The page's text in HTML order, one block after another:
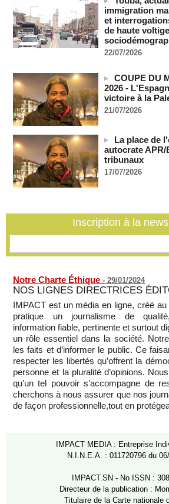
Mali-Algérie : le PM Maïga affirme qu’il
rupture diplomatique » entre les 2 pays
07/08/2026 -
Journaliste libanaise tuée par Israël :
07/08/2026 -
Côte d'Ivoire : le président Ouattara
détenus
07/08/2026 -
Plagiat à Cambridge - L’université va
recrutement de ses enseignants
07/08/2026 -
La Türkiye, l’Arabie saoudite et le
conjoint de défense à La Mecque
immigration
et
de haute voltige
22/07/2026
COUPE DU
2026 -
victoire à la
21/07/2026
La place de
autocrate
tribunaux
17/07/2026
Inscription à la
Notre Charte Éthique - 29/01/2024
NOS LIGNES DIRECTRICES
IMPACT est un média en ligne, créé
pratique un journalisme de
information fiable, pertinente et surtout
un rôle essentiel dans la société.
les faits et d’informer le public. Ce
respecter les libertés qu’offrent la
personne et la pluralité d’opinions.
qu’un tel pouvoir s’accompagne de
cherchons à nous assurer que nos
de façon professionnelle,tout en
IMPACT MEDIA : Entreprise
N.I.N.E.A. : 011720796 du
IMPACT.SN - No ISSN :
Directeur de la publication :
Titulaire de la Carte nationale